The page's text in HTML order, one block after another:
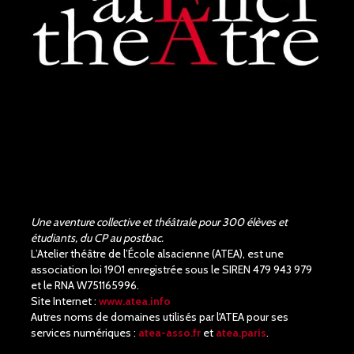
Bravo !!! Que de bons
acteurs !! Quel beau travail.
Un Richard III de très bonne
qualité.
Une aventure collective et théâtrale pour 300 élèves et
étudiants, du CP au postbac.
L’Atelier théâtre de l’École alsacienne (ATEA), est une
association loi 1901 enregistrée sous le SIREN 479 943 979
et le RNA W751165996.
Site Internet : www.atea.info
Autres noms de domaines utilisés par l'ATEA pour ses
services numériques : atea-asso.fr et atea.paris.